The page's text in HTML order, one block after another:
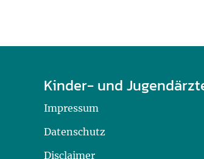
Kinder- und
Impressum
Datenschutz
Disclaimer